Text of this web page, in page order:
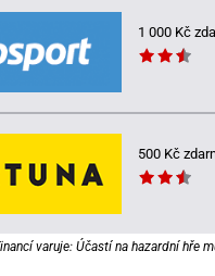
1 000 Kč
500 Kč
varuje: Účastí na hazardní hře